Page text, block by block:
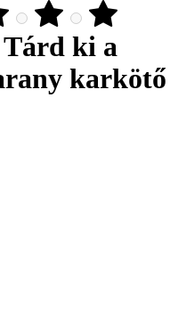
Tárd ki a
karkötő